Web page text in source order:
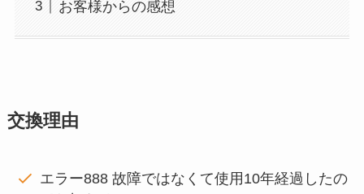
お客様からの感想
交換理由
エラー888 故障ではなくて使用10年経過したの